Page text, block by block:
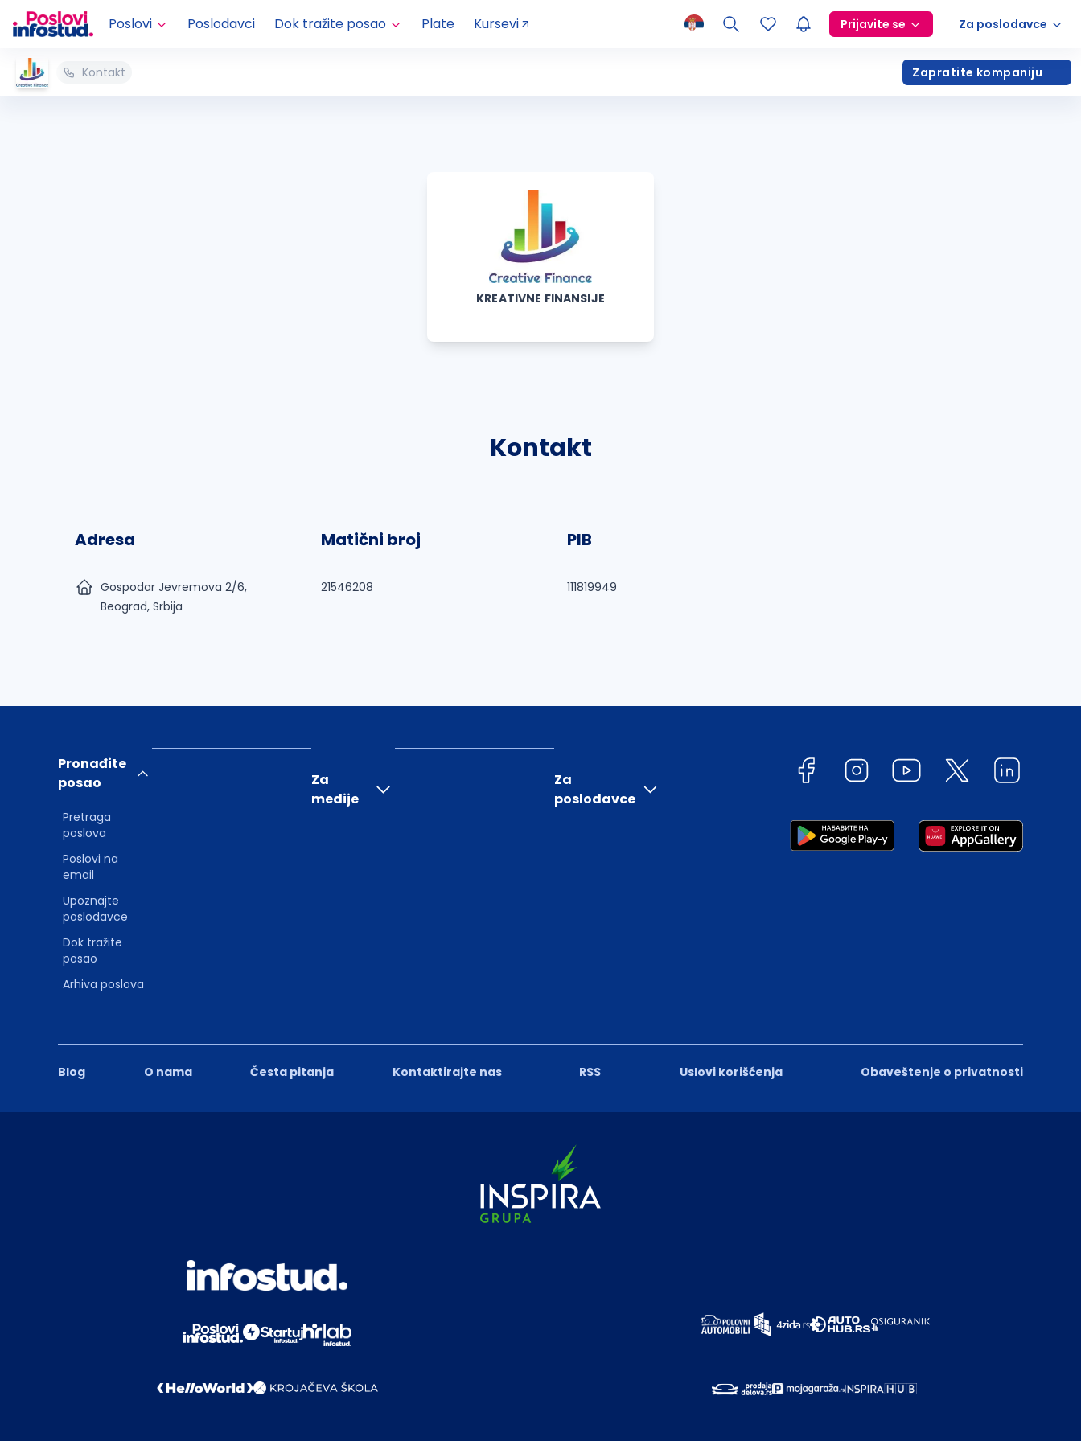
Poslovi Poslodavci Dok tražite posao Plate Kursevi Prijavite se Za poslodavce
Kontakt Zapratite kompaniju
KREATIVNE FINANSIJE
Kontakt
Adresa
Gospodar Jevremova 2/6,
Beograd, Srbija
Matični broj
21546208
PIB
111819949
Blog O nama Česta pitanja Kontaktirajte nas RSS Uslovi korišćenja Obaveštenje o privatnosti
Pronađite
posao
Pretraga
poslova
Poslovi na
email
Upoznajte
poslodavce
Dok tražite
posao
Arhiva poslova
Za
medije
Za
poslodavce